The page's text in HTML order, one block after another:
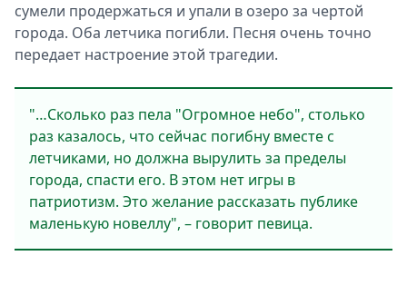
сумели продержаться и упали в озеро за чертой
города. Оба летчика погибли. Песня очень точно
передает настроение этой трагедии.
"…Сколько раз пела "Огромное небо", столько
раз казалось, что сейчас погибну вместе с
летчиками, но должна вырулить за пределы
города, спасти его. В этом нет игры в
патриотизм. Это желание рассказать публике
маленькую новеллу", – говорит певица.